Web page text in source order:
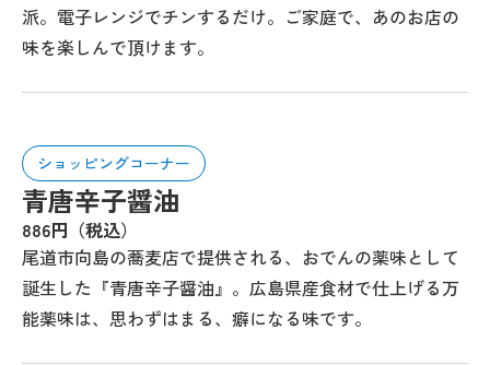
派。電子レンジでチンするだけ。ご家庭で、あのお店の
味を楽しんで頂けます。
ショッピングコーナー
青唐辛子醤油
886円（税込）
尾道市向島の蕎麦店で提供される、おでんの薬味として
誕生した『青唐辛子醤油』。広島県産食材で仕上げる万
能薬味は、思わずはまる、癖になる味です。